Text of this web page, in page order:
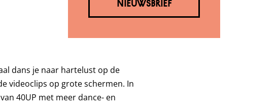
NIEUWSBRIEF
dans je naar hartelust op de
videoclips op grote schermen. In
40UP met meer dance- en